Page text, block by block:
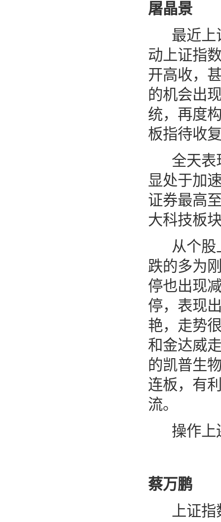
屠晶景
最近上
动上证指
开高收，
的机会出
统，再度
板指待收
全天表
显处于加
证券最高
大科技板
从个股
跌的多为
停也出现
停，表现
艳，走势
和金达威
的凯普生
连板，有
流。
操作上
蔡万鹏
上证指